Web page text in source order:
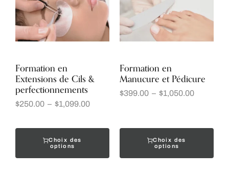
Formation en
Extensions de Cils &
perfectionnements
$250.00 – $1,099.00
Choix des
options
Formation en
Manucure et Pédicure
$399.00 – $1,050.00
Choix des
options